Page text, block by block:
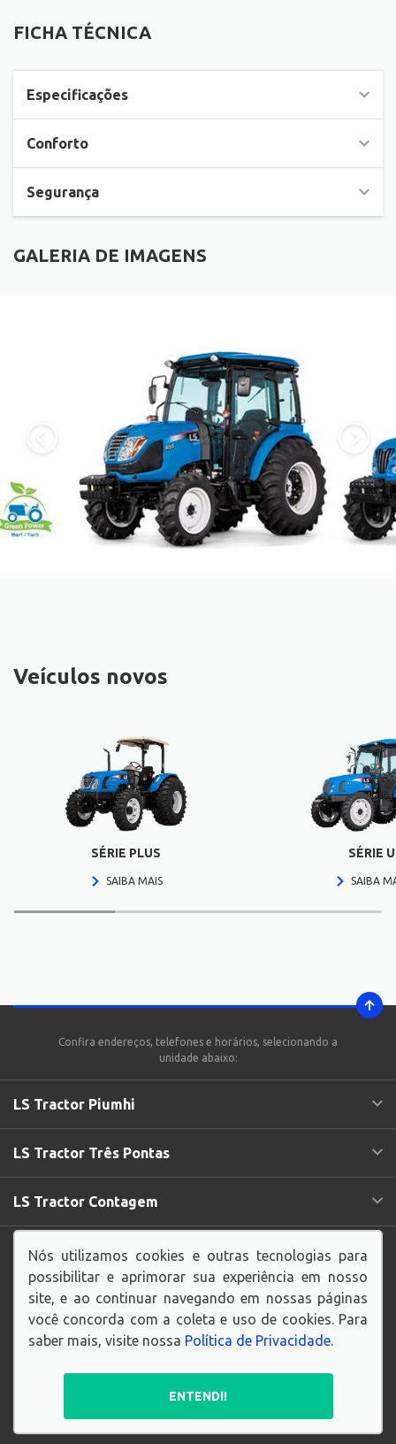
FICHA TÉCNICA
Especificações
Conforto
Segurança
GALERIA DE IMAGENS
Veículos novos
SÉRIE PLUS
SAIBA MAIS
SÉRIE U
SAIBA
Confira endereços, telefones e horários, selecionando a
unidade abaixo:
LS Tractor Piumhi
LS Tractor Três Pontas
LS Tractor Contagem
Endereço Matriz: Rua Manaus, 116 - Amazonas -
Contagem-MG
Política de privacidade
Nós utilizamos cookies e outras tecnologias para
possibilitar e aprimorar sua experiência em nosso
site, e ao continuar navegando em nossas páginas
você concorda com a coleta e uso de cookies. Para
saber mais, visite nossa Política de Privacidade.
ENTENDI!